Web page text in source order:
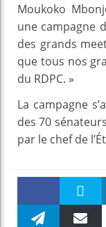
Moukoko
une campagne
des grands
que tous nos
du RDPC. »
La campagne
des 70
par le chef de
Faceboo Twitter